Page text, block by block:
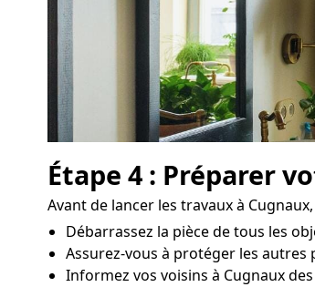
Étape 4 : Préparer
Avant de lancer les travaux à
Débarrassez la pièce de tous les
Assurez-vous à protéger les autres
Informez vos voisins à Cugnaux